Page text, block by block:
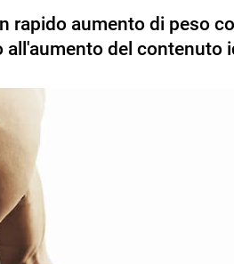
rapido aumento di peso
del contenuto